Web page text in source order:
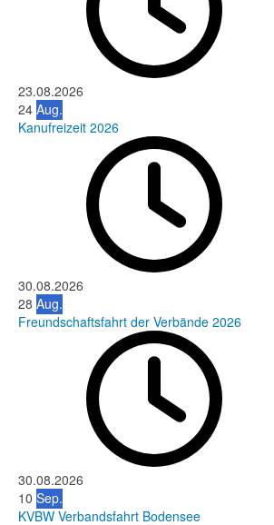
23.08.2026
24 Aug.
Kanufreizeit 2026
30.08.2026
28 Aug.
Freundschaftsfahrt der Verbände 2026
30.08.2026
10 Sep.
KVBW Verbandsfahrt Bodensee